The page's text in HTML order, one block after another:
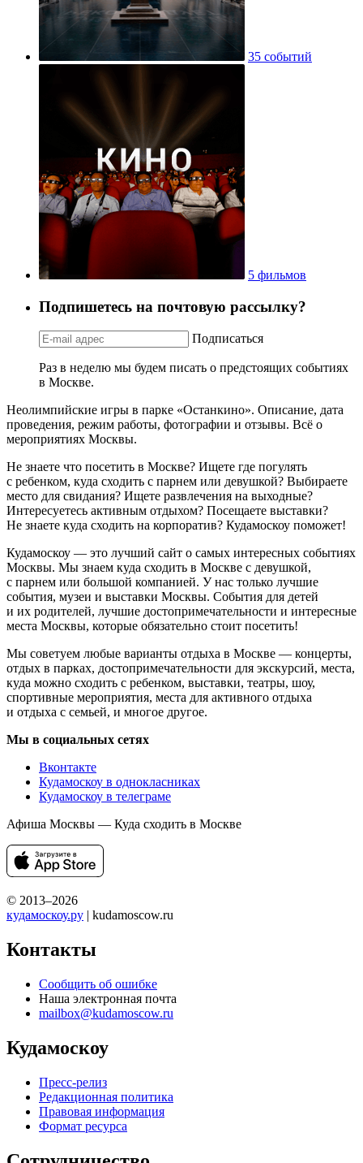
35 событий
5 фильмов
Подпишетесь на почтовую рассылку?
Подписаться
Раз в неделю мы будем писать о предстоящих событиях
в Москве.
Неолимпийские игры в парке «Останкино». Описание, дата
проведения, режим работы, фотографии и отзывы. Всё о
мероприятиях Москвы.
Не знаете что посетить в Москве? Ищете где погулять
с ребенком, куда сходить с парнем или девушкой? Выбираете
место для свидания? Ищете развлечения на выходные?
Интересуетесь активным отдыхом? Посещаете выставки?
Не знаете куда сходить на корпоратив? Кудамоскоу поможет!
Кудамоскоу — это лучший сайт о самых интересных событиях
Москвы. Мы знаем куда сходить в Москве с девушкой,
с парнем или большой компанией. У нас только лучшие
события, музеи и выставки Москвы. События для детей
и их родителей, лучшие достопримечательности и интересные
места Москвы, которые обязательно стоит посетить!
Мы советуем любые варианты отдыха в Москве — концерты,
отдых в парках, достопримечательности для экскурсий, места,
куда можно сходить с ребенком, выставки, театры, шоу,
спортивные мероприятия, места для активного отдыха
и отдыха с семьей, и многое другое.
Мы в социальных сетях
Вконтакте
Кудамоскоу в однокласниках
Кудамоскоу в телеграме
Афиша Москвы — Куда сходить в Москве
© 2013–2026
кудамоскоу.ру | kudamoscow.ru
Контакты
Сообщить об ошибке
Наша электронная почта
mailbox@kudamoscow.ru
Кудамоскоу
Пресс-релиз
Редакционная политика
Правовая информация
Формат ресурса